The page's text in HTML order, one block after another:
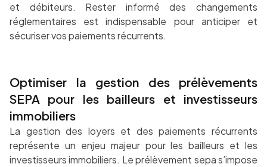
et débiteurs. Rester informé des changements
réglementaires est indispensable pour anticiper et
sécuriser vos paiements récurrents.
Optimiser la gestion des prélèvements
SEPA pour les bailleurs et investisseurs
immobiliers
La gestion des loyers et des paiements récurrents
représente un enjeu majeur pour les bailleurs et les
investisseurs immobiliers. Le prélèvement sepa s’impose